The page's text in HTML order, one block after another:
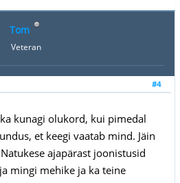
Tom
Veteran
#4
kunagi olukord, kui pimedal
et keegi vaatab mind. Jäin
ajapärast joonistusid
mingi mehike ja ka teine